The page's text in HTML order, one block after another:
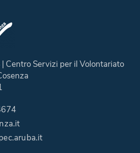
| Centro Servizi per il Volontariato